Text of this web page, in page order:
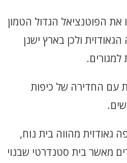
את הפוטנציאל הגדול הטמון
ולכן בארץ ישנן
עם החדירה של כיפות
גאודזית מהווה בית נוח,
מאשר בית סטנדרטי שבנוי